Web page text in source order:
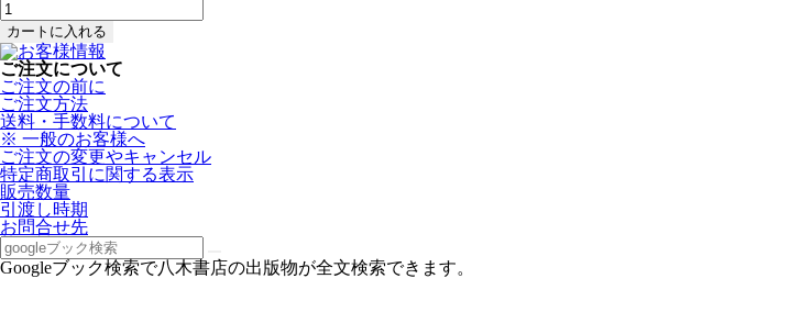
ご注文について
ご注文の前に
ご注文方法
送料・手数料について
※ 一般のお客様へ
ご注文の変更やキャンセル
特定商取引に関する表示
販売数量
引渡し時期
お問合せ先
Googleブック検索で八木書店の出版物が全文検索できます。